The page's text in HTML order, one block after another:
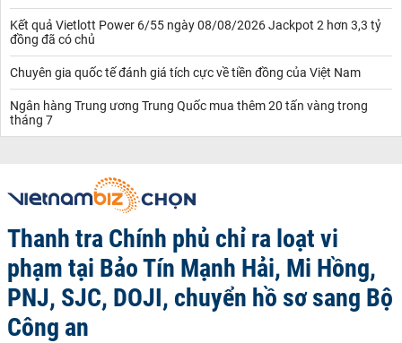
Kết quả Vietlott Power 6/55 ngày 08/08/2026 Jackpot 2 hơn 3,3 tỷ
đồng đã có chủ
Chuyên gia quốc tế đánh giá tích cực về tiền đồng của Việt Nam
Ngân hàng Trung ương Trung Quốc mua thêm 20 tấn vàng trong
tháng 7
Thanh tra Chính phủ chỉ ra loạt vi
phạm tại Bảo Tín Mạnh Hải, Mi Hồng,
PNJ, SJC, DOJI, chuyển hồ sơ sang Bộ
Công an